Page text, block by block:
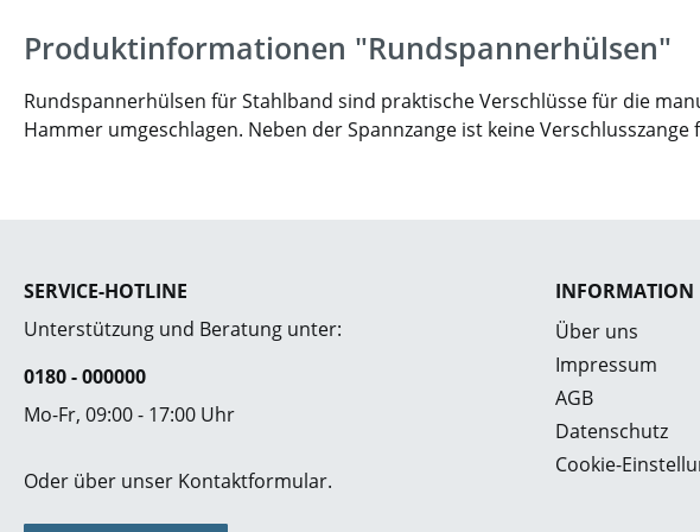
Produktinformationen "Rundspannerhülsen"
Rundspannerhülsen für Stahlband sind praktische Verschlüsse für die
Hammer umgeschlagen. Neben der Spannzange ist keine
SERVICE-HOTLINE
Unterstützung und Beratung unter:
0180 - 000000
Mo-Fr, 09:00 - 17:00 Uhr
Oder über unser Kontaktformular.
INFORMATION
Über uns
Impressum
AGB
Datenschutz
Cookie-